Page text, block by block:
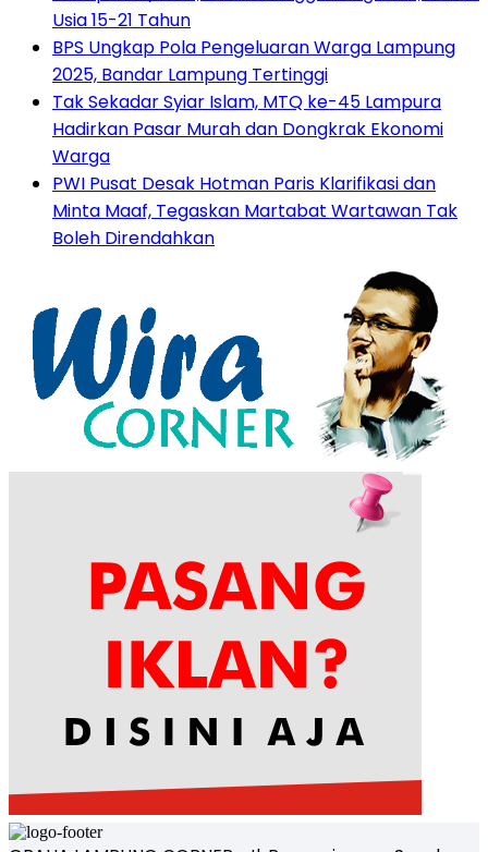
Usia 15-21 Tahun
BPS Ungkap Pola Pengeluaran Warga Lampung
2025, Bandar Lampung Tertinggi
Tak Sekadar Syiar Islam, MTQ ke-45 Lampura
Hadirkan Pasar Murah dan Dongkrak Ekonomi
Warga
PWI Pusat Desak Hotman Paris Klarifikasi dan
Minta Maaf, Tegaskan Martabat Wartawan Tak
Boleh Direndahkan